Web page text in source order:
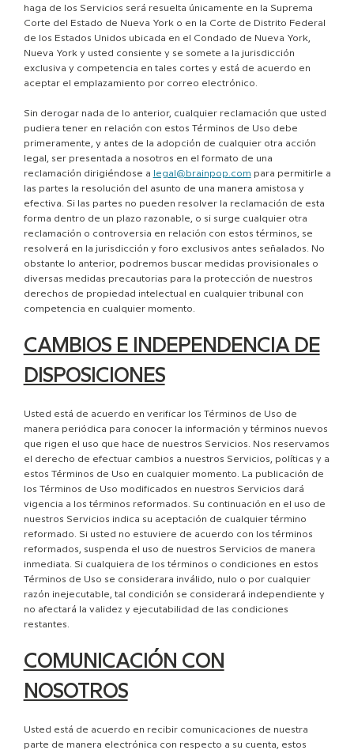
haga de los Servicios será resuelta únicamente en la Suprema
Corte del Estado de Nueva York o en la Corte de Distrito Federal
de los Estados Unidos ubicada en el Condado de Nueva York,
Nueva York y usted consiente y se somete a la jurisdicción
exclusiva y competencia en tales cortes y está de acuerdo en
aceptar el emplazamiento por correo electrónico.
Sin derogar nada de lo anterior, cualquier reclamación que usted
pudiera tener en relación con estos Términos de Uso debe
primeramente, y antes de la adopción de cualquier otra acción
legal, ser presentada a nosotros en el formato de una
reclamación dirigiéndose a
legal@brainpop.com para permitirle a
las partes la resolución del asunto de una manera amistosa y
efectiva. Si las partes no pueden resolver la reclamación de esta
forma dentro de un plazo razonable, o si surge cualquier otra
reclamación o controversia en relación con estos términos, se
resolverá en la jurisdicción y foro exclusivos antes señalados. No
obstante lo anterior, podremos buscar medidas provisionales o
diversas medidas precautorias para la protección de nuestros
derechos de propiedad intelectual en cualquier tribunal con
competencia en cualquier momento.
CAMBIOS E INDEPENDENCIA DE
DISPOSICIONES
Usted está de acuerdo en verificar los Términos de Uso de
manera periódica para conocer la información y términos nuevos
que rigen el uso que hace de nuestros Servicios. Nos reservamos
el derecho de efectuar cambios a nuestros Servicios, políticas y a
estos Términos de Uso en cualquier momento. La publicación de
los Términos de Uso modificados en nuestros Servicios dará
vigencia a los términos reformados. Su continuación en el uso de
nuestros Servicios indica su aceptación de cualquier término
reformado. Si usted no estuviere de acuerdo con los términos
reformados, suspenda el uso de nuestros Servicios de manera
inmediata. Si cualquiera de los términos o condiciones en estos
Términos de Uso se considerara inválido, nulo o por cualquier
razón inejecutable, tal condición se considerará independiente y
no afectará la validez y ejecutabilidad de las condiciones
restantes.
COMUNICACIÓN CON
NOSOTROS
Usted está de acuerdo en recibir comunicaciones de nuestra
parte de manera electrónica con respecto a su cuenta, estos